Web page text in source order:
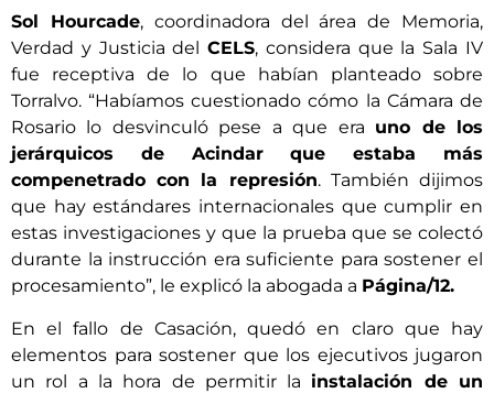
Sol Hourcade, coordinadora del área de Memoria,
Verdad y Justicia delCELS, considera que la Sala IV
fue receptiva de lo que habían planteado sobre
Torralvo. “Habíamos cuestionado cómo la Cámara de
Rosario lo desvinculó pese a que era uno de los
jerárquicos de Acindar que estaba más
compenetrado con la represión. También dijimos
que hay estándares internacionales que cumplir en
estas investigaciones y que la prueba que se colectó
durante la instrucción era suficiente para sostener el
procesamiento”, le explicó la abogada a Página/12.
En el fallo de Casación, quedó en claro que hay
elementos para sostener que los ejecutivos jugaron
un rol a la hora de permitir lainstalación de un